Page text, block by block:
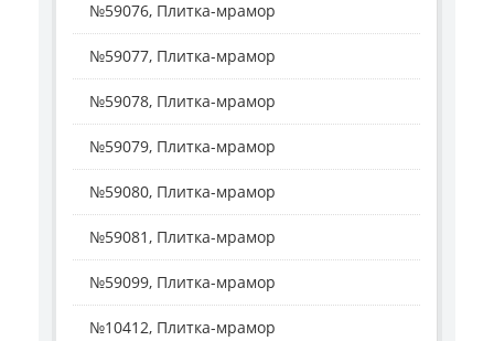
№59076, Плитка-мрамор
№59077, Плитка-мрамор
№59078, Плитка-мрамор
№59079, Плитка-мрамор
№59080, Плитка-мрамор
№59081, Плитка-мрамор
№59099, Плитка-мрамор
№10412, Плитка-мрамор